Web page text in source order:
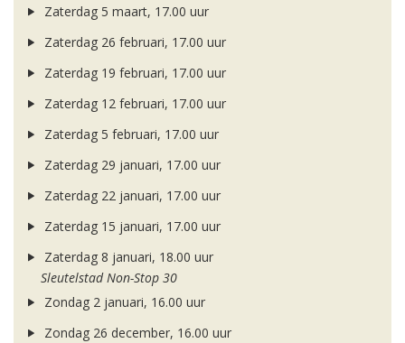
Zaterdag 5 maart, 17.00 uur
Zaterdag 26 februari, 17.00 uur
Zaterdag 19 februari, 17.00 uur
Zaterdag 12 februari, 17.00 uur
Zaterdag 5 februari, 17.00 uur
Zaterdag 29 januari, 17.00 uur
Zaterdag 22 januari, 17.00 uur
Zaterdag 15 januari, 17.00 uur
Zaterdag 8 januari, 18.00 uur
Sleutelstad Non-Stop 30
Zondag 2 januari, 16.00 uur
Zondag 26 december, 16.00 uur